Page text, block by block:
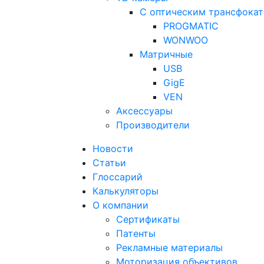
С оптическим
PROGMATIC
WONWOO
Матричные
USB
GigE
VEN
Аксессуары
Производители
Новости
Статьи
Глоссарий
Калькуляторы
О компании
Сертификаты
Патенты
Рекламные материалы
Моторизация объективов